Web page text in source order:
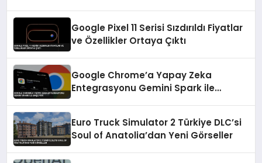
Google Pixel 11 Serisi Sızdırıldı Fiyatlar
ve Özellikler Ortaya Çıktı
Google Chrome’a Yapay Zeka
Entegrasyonu Gemini Spark ile
Euro Truck Simulator 2 Türkiye DLC’si
Soul of Anatolia’dan Yeni Görseller